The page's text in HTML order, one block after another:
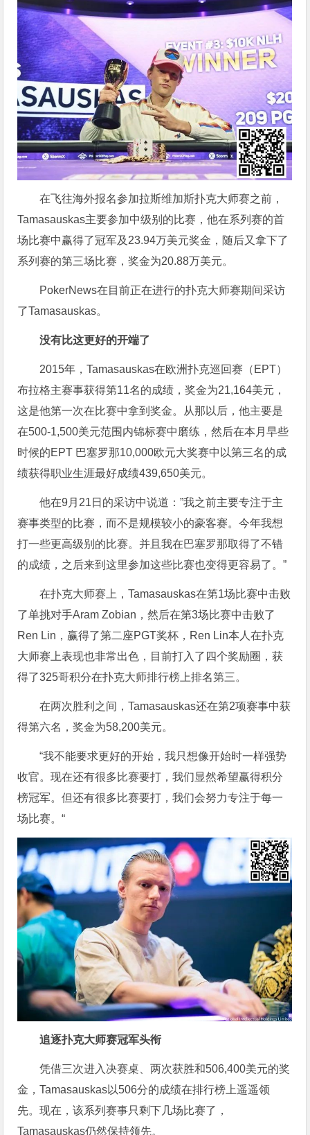
在飞往海外报名参加拉斯维加斯扑克大师赛之前，
Tamasauskas主要参加中级别的比赛，他在系列赛的首
场比赛中赢得了冠军及23.94万美元奖金，随后又拿下了
系列赛的第三场比赛，奖金为20.88万美元。
PokerNews在目前正在进行的扑克大师赛期间采访
了Tamasauskas。
没有比这更好的开端了
2015年，Tamasauskas在欧洲扑克巡回赛（EPT）
布拉格主赛事获得第11名的成绩，奖金为21,164美元，
这是他第一次在比赛中拿到奖金。从那以后，他主要是
在500-1,500美元范围内锦标赛中磨练，然后在本月早些
时候的EPT 巴塞罗那10,000欧元大奖赛中以第三名的成
绩获得职业生涯最好成绩439,650美元。
他在9月21日的采访中说道：”我之前主要专注于主
赛事类型的比赛，而不是规模较小的豪客赛。今年我想
打一些更高级别的比赛。并且我在巴塞罗那取得了不错
的成绩，之后来到这里参加这些比赛也变得更容易了。”
在扑克大师赛上，Tamasauskas在第1场比赛中击败
了单挑对手Aram Zobian，然后在第3场比赛中击败了
Ren Lin，赢得了第二座PGT奖杯，Ren Lin本人在扑克
大师赛上表现也非常出色，目前打入了四个奖励圈，获
得了325哥积分在扑克大师排行榜上排名第三。
在两次胜利之间，Tamasauskas还在第2项赛事中获
得第六名，奖金为58,200美元。
“我不能要求更好的开始，我只想像开始时一样强势
收官。现在还有很多比赛要打，我们显然希望赢得积分
榜冠军。但还有很多比赛要打，我们会努力专注于每一
场比赛。“
追逐扑克大师赛冠军头衔
凭借三次进入决赛桌、两次获胜和506,400美元的奖
金，Tamasauskas以506分的成绩在排行榜上遥遥领
先。现在，该系列赛事只剩下几场比赛了，
Tamasauskas仍然保持领先。